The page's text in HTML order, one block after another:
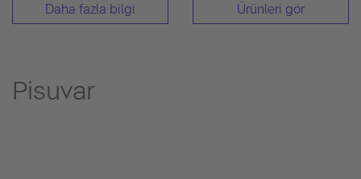
Daha fazla bilgi Ürünleri gör
Pisuvar